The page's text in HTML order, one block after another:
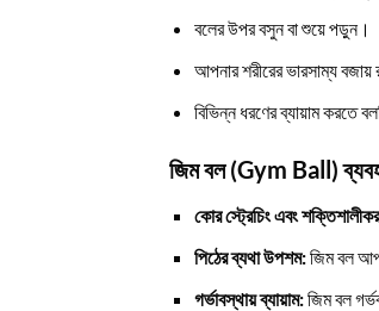
বলের উপর বসুন বা শুয়ে পড়ুন।
আপনার শরীরের ভারসাম্য
বিভিন্ন ধরণের ব্যায়াম করতে
জিম বল (Gym Ball)
কোর স্ট্রেচিং এবং
পিঠের ব্যথা উপশম:জিম বল
গর্ভাবস্থায় ব্যায়াম:জিম বল